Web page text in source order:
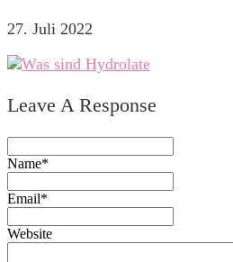
27. Juli 2022
Leave A Response
Name*
Email*
Website